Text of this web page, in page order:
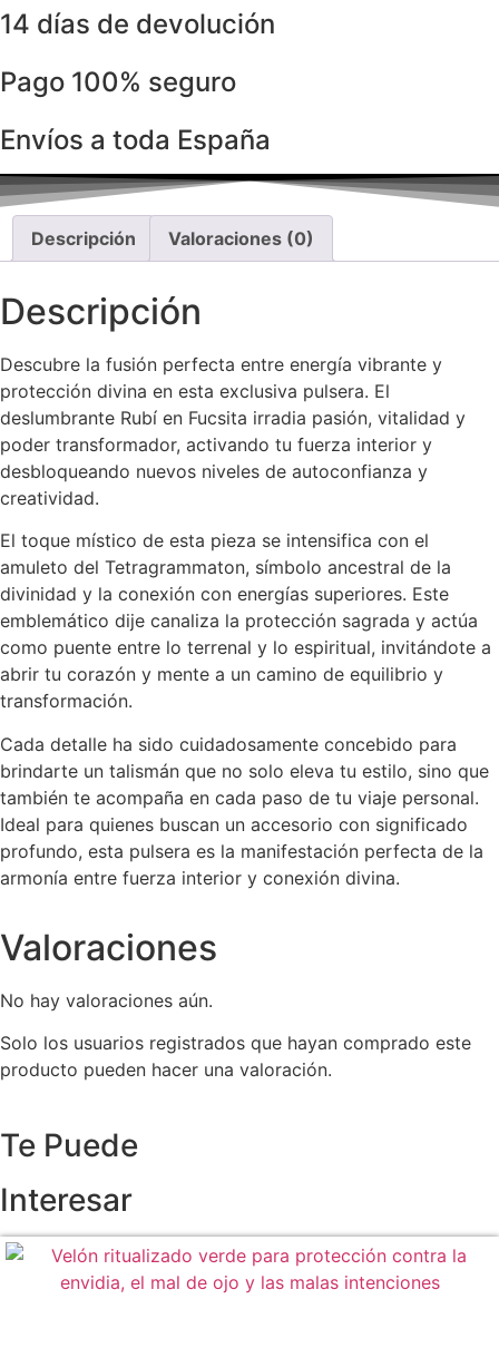
14 días de devolución
Pago 100% seguro
Envíos a toda España
Descripción Valoraciones (0)
Descripción
Descubre la fusión perfecta entre energía vibrante y
protección divina en esta exclusiva pulsera. El
deslumbrante Rubí en Fucsita irradia pasión, vitalidad y
poder transformador, activando tu fuerza interior y
desbloqueando nuevos niveles de autoconfianza y
creatividad.
El toque místico de esta pieza se intensifica con el
amuleto del Tetragrammaton, símbolo ancestral de la
divinidad y la conexión con energías superiores. Este
emblemático dije canaliza la protección sagrada y actúa
como puente entre lo terrenal y lo espiritual, invitándote a
abrir tu corazón y mente a un camino de equilibrio y
transformación.
Cada detalle ha sido cuidadosamente concebido para
brindarte un talismán que no solo eleva tu estilo, sino que
también te acompaña en cada paso de tu viaje personal.
Ideal para quienes buscan un accesorio con significado
profundo, esta pulsera es la manifestación perfecta de la
armonía entre fuerza interior y conexión divina.
Valoraciones
No hay valoraciones aún.
Solo los usuarios registrados que hayan comprado este
producto pueden hacer una valoración.
Te Puede
Interesar